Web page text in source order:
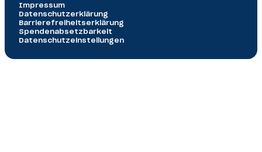
Impressum
Datenschutz­erklärung
Barrierefreiheitserklärung
Spendenabsetzbarkeit
Datenschutzeinstellungen